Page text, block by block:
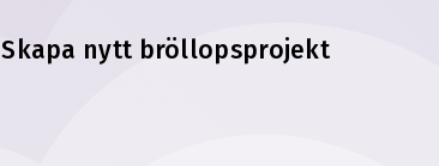
Skapa nytt bröllopsprojekt